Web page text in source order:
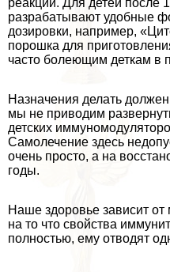
реакции. Для детей после
разpaбатывают удобные
дозировки, например,
порошка для
часто болеющим деткам в
Назначения делать
мы не приводим
детских
Самолечение здесь
очень просто, а на
годы.
Наше здоровье зависит
на то что свойства
полностью, ему отводят